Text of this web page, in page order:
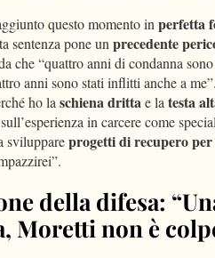
questo momento in perfetta
sentenza pone un precedente
che “quattro anni di condanna
anni sono stati inflitti anche a
ho la schiena drittae la testa
in carcere come
sviluppareprogetti di recupero
della difesa:
Moretti non è